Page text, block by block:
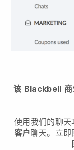
该 Blackbell
使用我们的聊
客户聊天。立